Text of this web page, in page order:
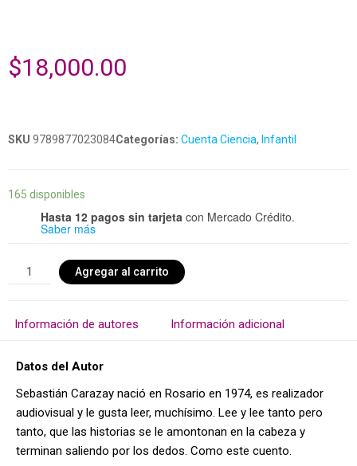
$18,000.00
SKU 9789877023084Categorías: Cuenta Ciencia, Infantil
165 disponibles
Hasta 12 pagos sin tarjeta con Mercado Crédito.
Saber más
Agregar al carrito
Información de autores Información adicional
Datos del Autor
Sebastián Carazay nació en Rosario en 1974, es realizador
audiovisual y le gusta leer, muchísimo. Lee y lee tanto pero
tanto, que las historias se le amontonan en la cabeza y
terminan saliendo por los dedos. Como este cuento.